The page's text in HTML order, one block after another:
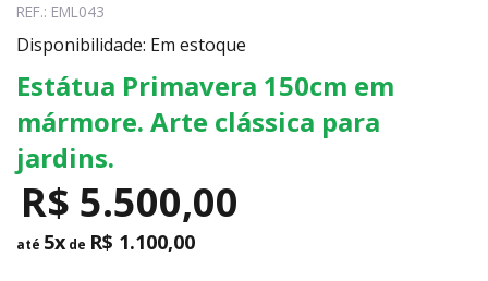
REF.: EML043
Disponibilidade: Em estoque
Estátua Primavera 150cm em
mármore. Arte clássica para
jardins.
R$ 5.500,00
até 5x de R$ 1.100,00